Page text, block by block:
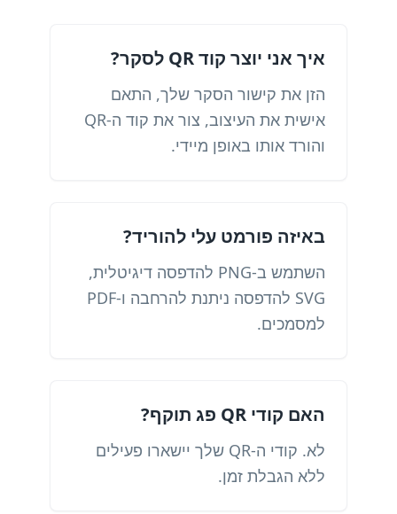
איך אני יוצר קוד QR לסקר?
הזן את קישור הסקר שלך, התאם
אישית את העיצוב, צור את קוד ה-QR
והורד אותו באופן מיידי.
באיזה פורמט עלי להוריד?
השתמש ב-PNG להדפסה דיגיטלית,
SVG להדפסה ניתנת להרחבה ו-PDF
למסמכים.
האם קודי QR פג תוקף?
לא. קודי ה-QR שלך יישארו פעילים
ללא הגבלת זמן.